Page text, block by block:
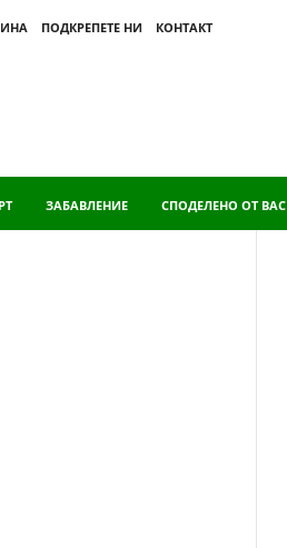
ПОДКРЕПЕТЕ НИ
КОНТАКТ
ЗАБАВЛЕНИЕ СПОДЕЛЕНО ОТ ВАС